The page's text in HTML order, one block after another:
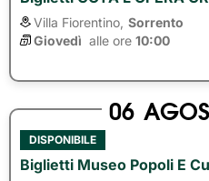
Villa Fiorentino, Sorrento
Giovedì alle ore 10:00
06
DISPONIBILE
Biglietti Museo Popoli E